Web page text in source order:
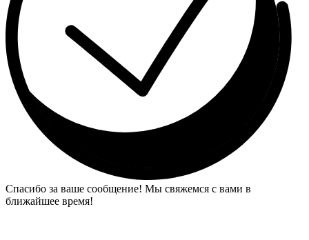
Спасибо за ваше сообщение! Мы свяжемся с вами в
ближайшее время!